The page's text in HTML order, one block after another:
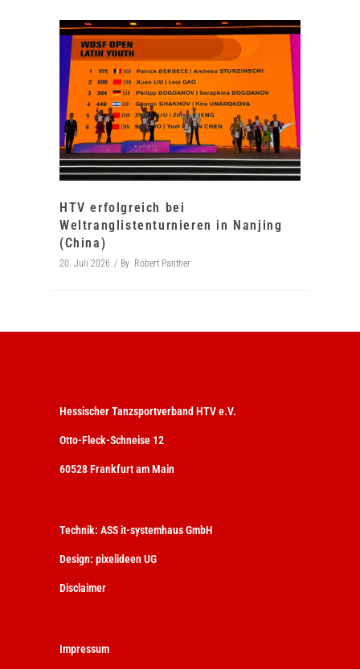
HTV erfolgreich bei
Weltranglistenturnieren in Nanjing
(China)
20. Juli 2026 By Robert Panther
Hessischer Tanzsportverband HTV e.V.
Otto-Fleck-Schneise 12
60528 Frankfurt am Main
Technik: ASS it-systemhaus GmbH
Design: pixelideen UG
Disclaimer
Impressum